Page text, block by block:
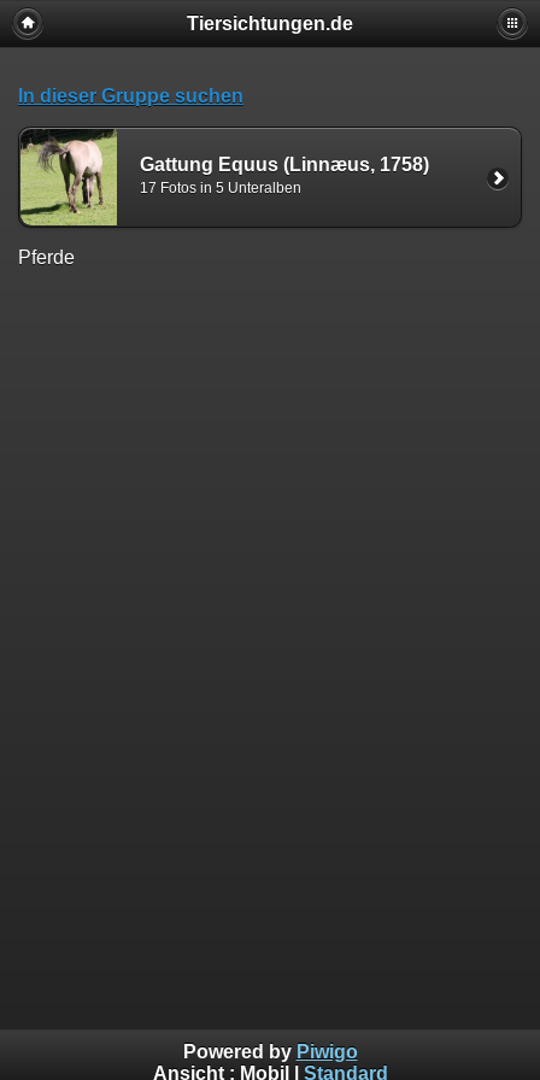
Tiersichtungen.de
In dieser Gruppe suchen
Gattung Equus (Linnæus, 1758)
17 Fotos in 5 Unteralben
Pferde
Powered by Piwigo
Ansicht : Mobil Standard